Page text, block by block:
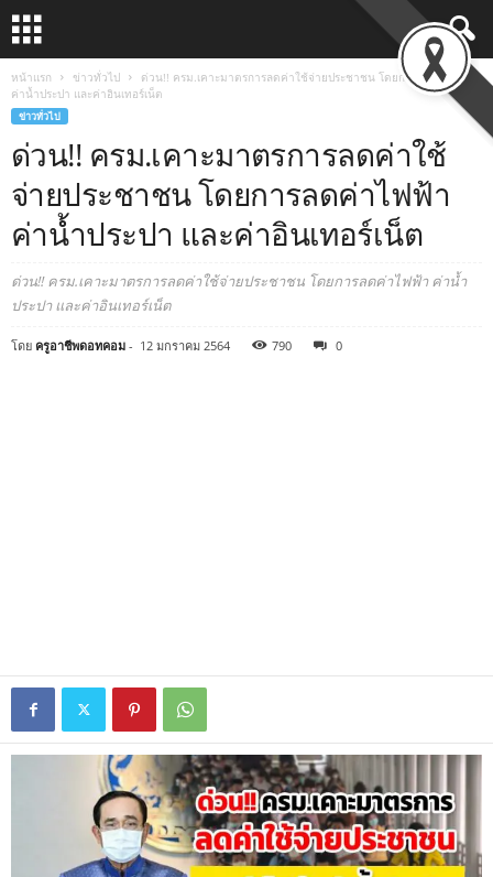
หน้าแรก ข่าวทั่วไป
ด่วน!! ครม.เคาะมาตรการลดค่าใช้จ่ายประชาชน โดยการลดค่าไฟฟ้า
ค่าน้ำประปา และค่าอินเทอร์เน็ต
ข่าวทั่วไป
ด่วน!! ครม.เคาะมาตรการลดค่าใช้
จ่ายประชาชน โดยการลดค่าไฟฟ้า
ค่าน้ำประปา และค่าอินเทอร์เน็ต
ด่วน!! ครม.เคาะมาตรการลดค่าใช้จ่ายประชาชน โดยการลดค่าไฟฟ้า ค่าน้ำ
ประปา และค่าอินเทอร์เน็ต
โดย ครูอาชีพดอทคอม - 12 มกราคม 2564 790 0